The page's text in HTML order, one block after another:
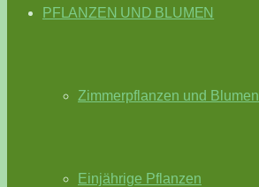
PFLANZEN UND BLUMEN
Zimmerpflanzen und Blumen
Einjährige Pflanzen